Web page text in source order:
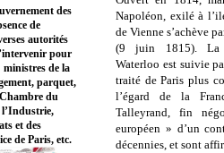
Napoléon, exilé à
de Vienne s’achève
(9 juin 1815). La
Waterloo est suivie
traité de Paris plus
l’égard de la
Talleyrand, fin
européen » d’un
décennies, et sont
des
de
autorités
pour
de la
parquet,
du
l’Industrie,
et des
de Paris, etc.